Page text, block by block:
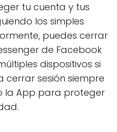
tu cuenta y tus
los simples
puedes cerrar
de Facebook
dispositivos si
cerrar sesión siempre
la App para proteger